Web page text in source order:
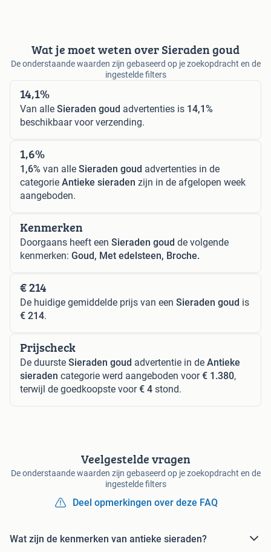
Wat je moet weten over Sieraden goud
De onderstaande waarden zijn gebaseerd op je zoekopdracht en de
ingestelde filters
14,1%
Van alle Sieraden goud advertenties is 14,1%
beschikbaar voor verzending.
1,6%
1,6% van alle Sieraden goud advertenties in de
categorie Antieke sieraden zijn in de afgelopen week
aangeboden.
Kenmerken
Doorgaans heeft een Sieraden goud de volgende
kenmerken: Goud, Met edelsteen, Broche.
€ 214
De huidige gemiddelde prijs van een Sieraden goud is
€ 214.
Prijscheck
De duurste Sieraden goud advertentie in de Antieke
sieraden categorie werd aangeboden voor€ 1.380,
terwijl de goedkoopste voor€ 4 stond.
Veelgestelde vragen
De onderstaande waarden zijn gebaseerd op je zoekopdracht en de
ingestelde filters
Deel opmerkingen over deze FAQ
Wat zijn de kenmerken van antieke sieraden?